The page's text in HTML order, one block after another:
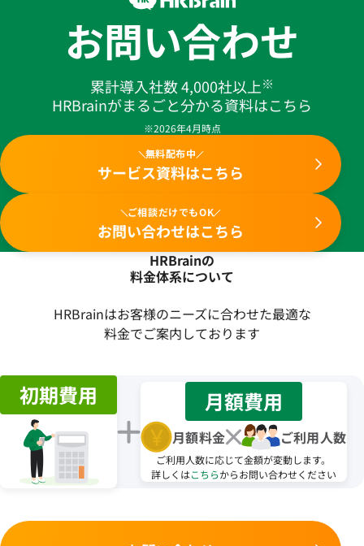
お問い合わせ
累計導入社数 4,000社以上※
HRBrainがまるごと分かる資料はこちら
※2026年4月時点
無料配布中
サービス資料はこちら
ご相談だけでもOK
お問い合わせはこちら
HRBrainの
料金体系について
HRBrainはお客様のニーズに合わせた最適な
料金でご案内しております
初期費用 月額費用
月額料金 ご利用人数
ご利用人数に応じて金額が変動します。
詳しくはこちらからお問い合わせください